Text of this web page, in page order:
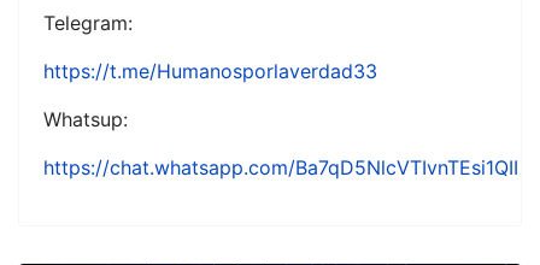
Telegram:
https://t.me/Humanosporlaverdad33
Whatsup:
https://chat.whatsapp.com/Ba7qD5NlcVTIvnTEsi1QII